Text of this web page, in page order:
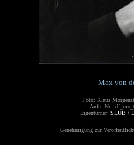
Max von
Foto: Klaus
Aufn.-Nr.:
Eigentümer: SLUB /
Genehmigung zur